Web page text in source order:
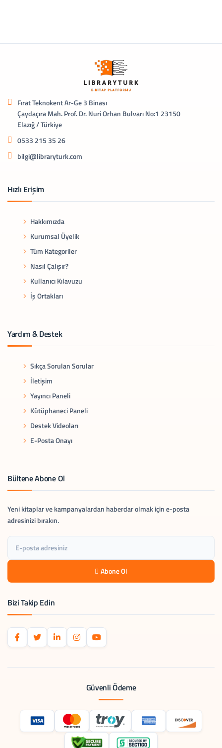
Fırat Teknokent Ar-Ge 3 Binası
Çaydaçıra Mah. Prof. Dr. Nuri Orhan Bulvarı No:1 23150
Elazığ / Türkiye
0533 215 35 26
bilgi@libraryturk.com
Hızlı Erişim
Hakkımızda
Kurumsal Üyelik
Tüm Kategoriler
Nasıl Çalışır?
Kullanıcı Kılavuzu
İş Ortakları
Yardım & Destek
Sıkça Sorulan Sorular
İletişim
Yayıncı Paneli
Kütüphaneci Paneli
Destek Videoları
E-Posta Onayı
Bültene Abone Ol
Yeni kitaplar ve kampanyalardan haberdar olmak için e-posta
adresinizi bırakın.
Abone Ol
Bizi Takip Edin
Güvenli Ödeme